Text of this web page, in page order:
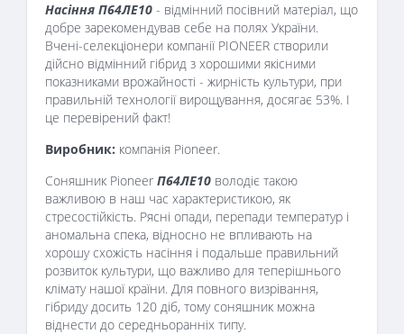
Насіння П64ЛЕ10 - відмінний посівний матеріал, що
добре зарекомендував себе на полях України.
Вчені-селекціонери компанії PIONEER створили
дійсно відмінний гібрид з хорошими якісними
показниками врожайності - жирність культури, при
правильній технології вирощування, досягає 53%. І
це перевірений факт!
Виробник: компанія Pioneer.
Соняшник Pioneer П64ЛЕ10 володіє такою
важливою в наш час характеристикою, як
стресостійкість. Рясні опади, перепади температур і
аномальна спека, відносно не впливають на
хорошу схожість насіння і подальше правильний
розвиток культури, що важливо для теперішнього
клімату нашої країни. Для повного визрівання,
гібриду досить 120 діб, тому соняшник можна
віднести до середньоранніх типу.